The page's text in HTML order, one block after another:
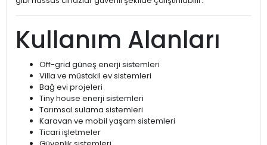
Kullanım Alanları
Off-grid güneş enerji sistemleri
Villa ve müstakil ev sistemleri
Bağ evi projeleri
Tiny house enerji sistemleri
Tarımsal sulama sistemleri
Karavan ve mobil yaşam sistemleri
Ticari işletmeler